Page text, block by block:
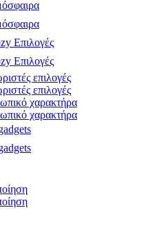
Επιλογές
Επιλογές
επιλογές
επιλογές
χαρακτήρα
χαρακτήρα